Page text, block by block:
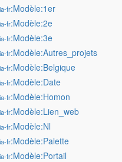
fr:Modèle:1er
fr:Modèle:2e
fr:Modèle:3e
fr:Modèle:Autres_projets
fr:Modèle:Belgique
fr:Modèle:Date
fr:Modèle:Homon
fr:Modèle:Lien_web
fr:Modèle:Nl
fr:Modèle:Palette
fr:Modèle:Portail